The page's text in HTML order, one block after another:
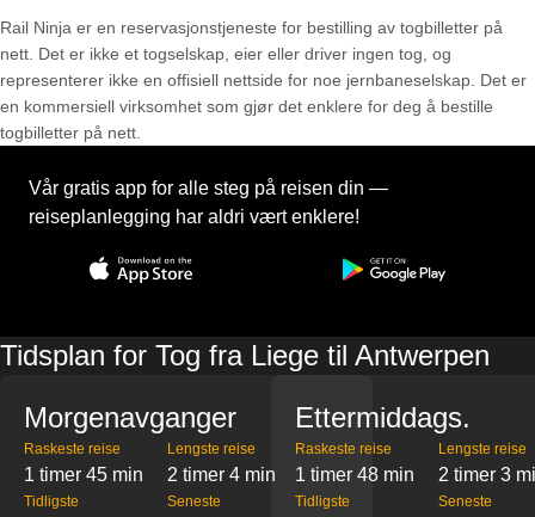
Rail Ninja er en reservasjons­tjeneste for bestilling av togbilletter på
nett. Det er ikke et togselskap, eier eller driver ingen tog, og
representerer ikke en offisiell nettside for noe jernbaneselskap. Det er
en kommersiell virksomhet som gjør det enklere for deg å bestille
togbilletter på nett.
Vår gratis app for alle steg på reisen din —
reiseplanlegging har aldri vært enklere!
Tidsplan for Tog fra Liege til Antwerpen
Morgenavganger
Raskeste reise
1 timer 45 min
Lengste reise
2 timer 4 min
Tidligste Seneste
Ettermiddags.
Raskeste reise
1 timer 48 min
Lengste reise
2 timer 3
Tidligste Seneste